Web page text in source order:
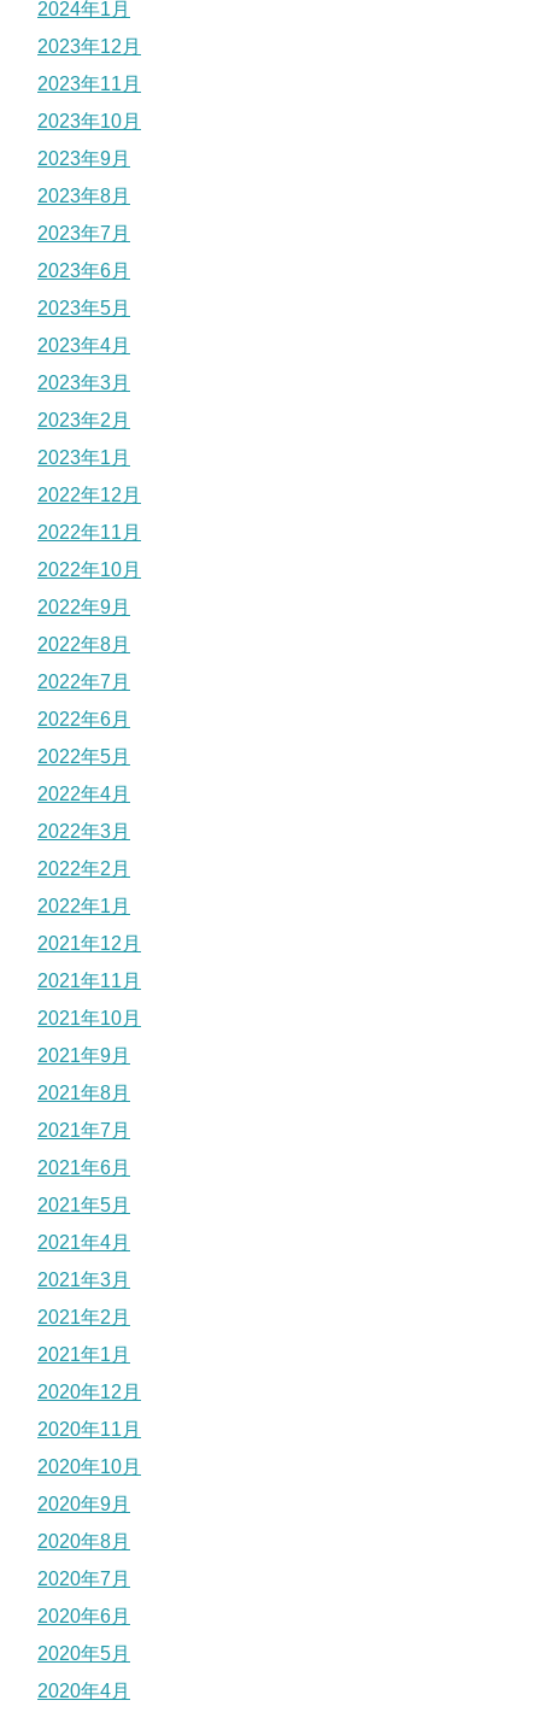
2024年1月
2023年12月
2023年11月
2023年10月
2023年9月
2023年8月
2023年7月
2023年6月
2023年5月
2023年4月
2023年3月
2023年2月
2023年1月
2022年12月
2022年11月
2022年10月
2022年9月
2022年8月
2022年7月
2022年6月
2022年5月
2022年4月
2022年3月
2022年2月
2022年1月
2021年12月
2021年11月
2021年10月
2021年9月
2021年8月
2021年7月
2021年6月
2021年5月
2021年4月
2021年3月
2021年2月
2021年1月
2020年12月
2020年11月
2020年10月
2020年9月
2020年8月
2020年7月
2020年6月
2020年5月
2020年4月